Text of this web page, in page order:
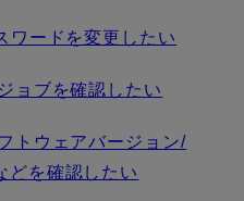
ワードを変更したい
ョブを確認したい
トウェアバージョン/
どを確認したい